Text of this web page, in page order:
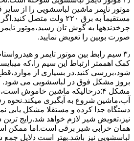
ﻣﻮﺗﻮر ﺗﺎﯾﻤﺮ ماشین لباسشویی را از
مستقیماً ﺑﻪ برق ۲۲۰ وﻟﺖ
چرخدندهها به گوش تان رﺳﯿﺪ،ﻣﻮﺗﻮر
ﺻﻮرت ﺑﻮﺑﯿﻦ را ﺗﻌﻮﯾﺾ ﻧﻤﺎﯾﯿﺪ.
۳٫ ﺳﯿﻢ راﺑﻂ ﺑﯿﻦ ﻣﻮﺗﻮر ﺗﺎﯾﻤﺮ و
کمک اهممتر ارﺗﺒﺎط اﯾﻦ ﺳﯿﻢ را،ﮐﻪ
ﺷﻮد،بررسی ﮐﻨﯿﺪ.در ﺑﺴﯿﺎری از
ﺑﺮوز مشکل ﻓﻮق در لباسشویی می شود.
مشکل ۴:درحالیکه ﻣﺎﺷﯿﻦ ﺧﺎﻣﻮش
آب،ﻣﺎﺷﯿﻦ ﺷﺮوع ﺑﻪ آﺑﮕﯿﺮی میکند.نحوه
دستگاه جدا کرده و مستقلا مشکل یابی
نیز،تعویض شیر لازم خواهد شد.رایج
همان خرابی شیر برقی است.اما ممکن است
لباسشویی نیز باشد.بهتر است دلایل